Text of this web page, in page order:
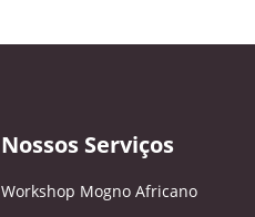
Nossos Serviços
Workshop Mogno Africano